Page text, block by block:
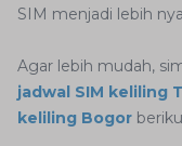
SIM menjadi lebih
Agar lebih mudah,
jadwal SIM keliling
keliling Bogor